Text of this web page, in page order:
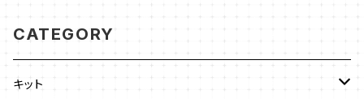
CATEGORY
キット